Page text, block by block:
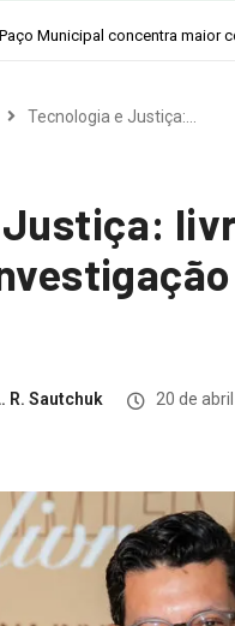
discutir desenvolvimento
Tecnologia e Justiça:…
Justiça:
R. Sautchuk 20 de